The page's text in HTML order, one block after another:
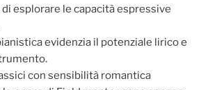
esplorare le capacità espressive
evidenzia il potenziale lirico e
con sensibilità romantica